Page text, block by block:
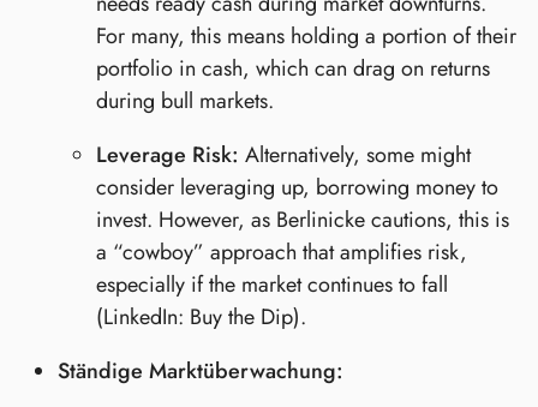
For many, this means holding a portion of their
portfolio in cash, which can drag on returns
during bull markets.
Leverage Risk: Alternatively, some might
consider leveraging up, borrowing money to
invest. However, as Berlinicke cautions, this is
a “cowboy” approach that amplifies risk,
especially if the market continues to fall
(LinkedIn: Buy the Dip).
Ständige Marktüberwachung: